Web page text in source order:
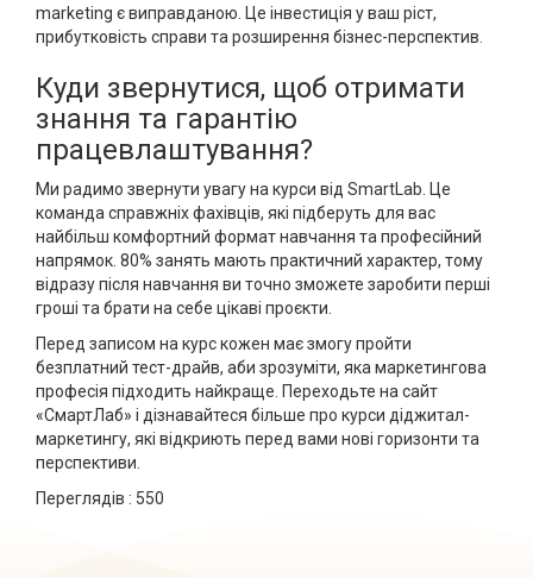
marketing є виправданою. Це інвестиція у ваш ріст,
прибутковість справи та розширення бізнес-перспектив.
Куди звернутися, щоб отримати
знання та гарантію
працевлаштування?
Ми радимо звернути увагу на курси від SmartLab. Це
команда справжніх фахівців, які підберуть для вас
найбільш комфортний формат навчання та професійний
напрямок. 80% занять мають практичний характер, тому
відразу після навчання ви точно зможете заробити перші
гроші та брати на себе цікаві проєкти.
Перед записом на курс кожен має змогу пройти
безплатний тест-драйв, аби зрозуміти, яка маркетингова
професія підходить найкраще. Переходьте на сайт
«СмартЛаб» і дізнавайтеся більше про курси діджитал-
маркетингу, які відкриють перед вами нові горизонти та
перспективи.
Переглядів : 550